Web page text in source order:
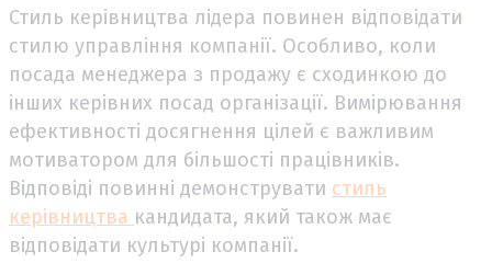
Стиль керівництва лідера повинен відповідати
стилю управління компанії. Особливо, коли
посада менеджера з продажу є сходинкою до
інших керівних посад організації. Вимірювання
ефективності досягнення цілей є важливим
мотиватором для більшості працівників.
Відповіді повинні демонструвати стиль
керівництва кандидата, який також має
відповідати культурі компанії.